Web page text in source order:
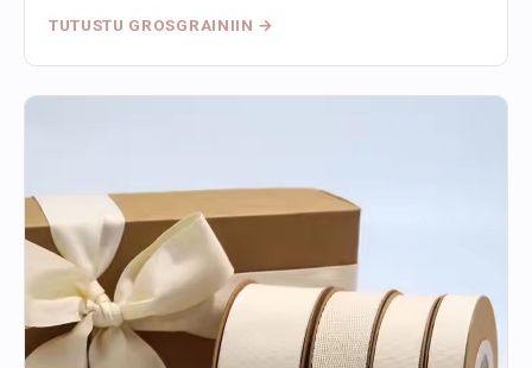
TUTUSTU GROSGRAINIIN